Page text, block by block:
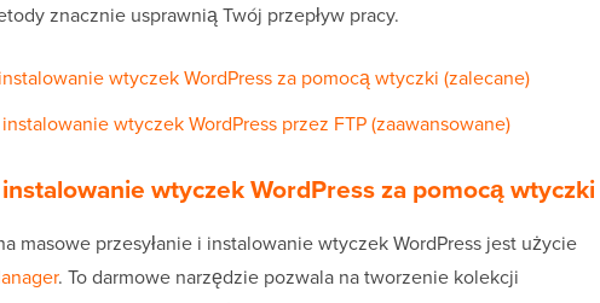
znacznie usprawnią Twój przepływ pracy.
wtyczek WordPress za pomocą wtyczki (zalecane)
wtyczek WordPress przez FTP (zaawansowane)
wtyczek WordPress za pomocą wtyczki
masowe przesyłanie i instalowanie wtyczek WordPress jest użycie
. To darmowe narzędzie pozwala na tworzenie kolekcji